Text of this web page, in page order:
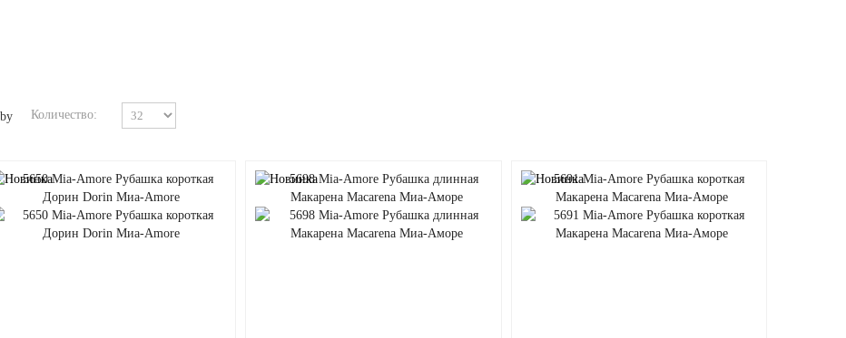
Количество: